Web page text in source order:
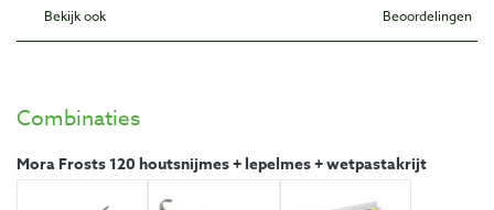
Bekijk ook Beoordelingen
Combinaties
Mora Frosts 120 houtsnijmes + lepelmes + wetpastakrijt